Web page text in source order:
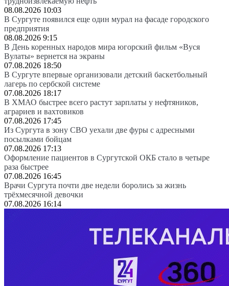
08.08.2026 10:03
В Сургуте появился еще один мурал на фасаде городского
предприятия
08.08.2026 9:15
В День коренных народов мира югорский фильм «Вуся
Вулаты» вернется на экраны
07.08.2026 18:50
В Сургуте впервые организовали детский баскетбольный
лагерь по сербской системе
07.08.2026 18:17
В ХМАО быстрее всего растут зарплаты у нефтяников,
аграриев и вахтовиков
07.08.2026 17:45
Из Сургута в зону СВО уехали две фуры с адресными
посылками бойцам
07.08.2026 17:13
Оформление пациентов в Сургутской ОКБ стало в четыре
раза быстрее
07.08.2026 16:45
Врачи Сургута почти две недели боролись за жизнь
трёхмесячной девочки
07.08.2026 16:14